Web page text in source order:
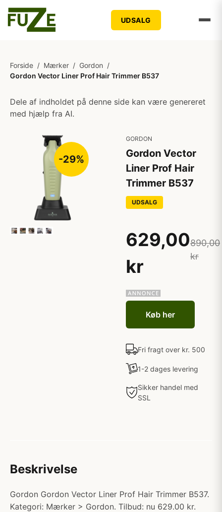
UDSALG
Forside / Mærker / Gordon /
Gordon Vector Liner Prof Hair Trimmer B537
Dele af indholdet på denne side kan være genereret
med hjælp fra AI.
-29%
GORDON
Gordon Vector
Liner Prof Hair
Trimmer B537
UDSALG
629,00
kr
890,00
kr
Køb her
Fri fragt over kr. 500
1-2 dages levering
Sikker handel med
SSL
Beskrivelse
Gordon Gordon Vector Liner Prof Hair Trimmer B537.
Kategori: Mærker > Gordon. Tilbud: nu 629.00 kr.